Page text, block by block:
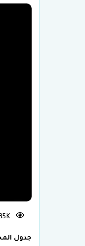
جدول
علاج العقم